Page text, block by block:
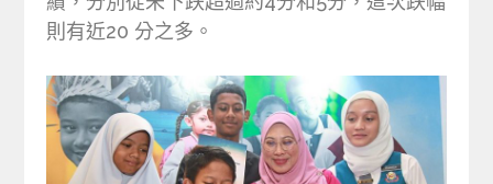
則有近20 分之多。